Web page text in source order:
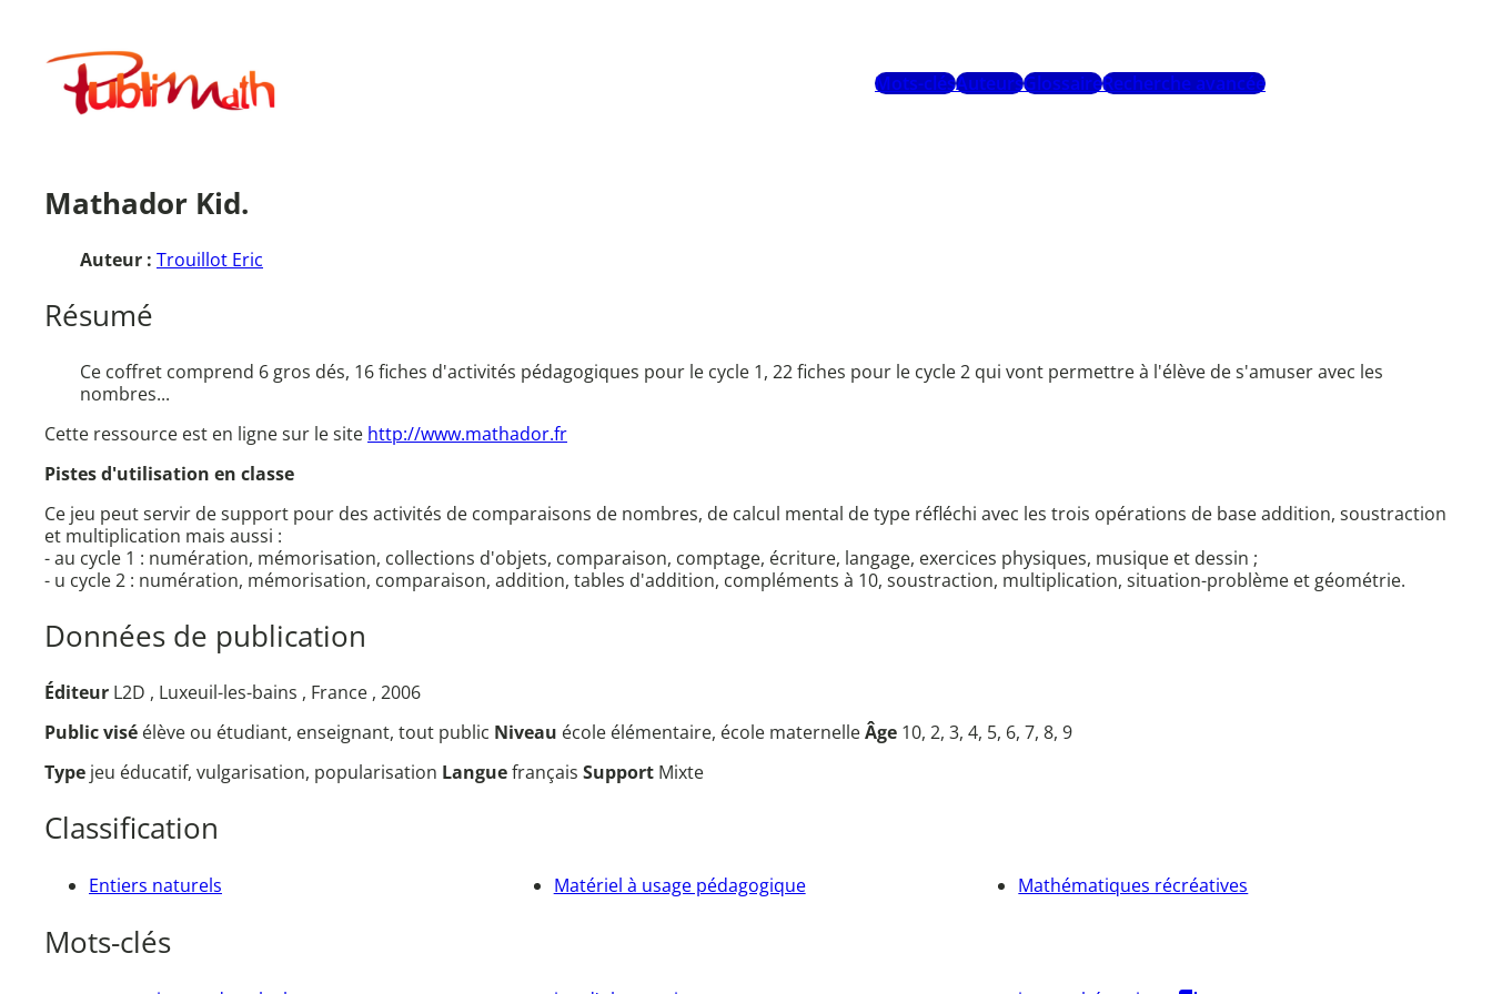
contenuPublimath
Mots-clésAuteursGlossaireRecherche avancée
Mathador Kid.
Auteur : Trouillot Eric
Résumé
Ce coffret comprend 6 gros dés, 16 fiches d'activités pédagogiques pour le cycle 1, 22 fiches pour le cycle 2 qui vont permettre à l'élève de s'amuser avec les
nombres...
Cette ressource est en ligne sur le site http://www.mathador.fr
Pistes d'utilisation en classe
Ce jeu peut servir de support pour des activités de comparaisons de nombres, de calcul mental de type réfléchi avec les trois opérations de base addition, soustraction
et multiplication mais aussi :
- au cycle 1 : numération, mémorisation, collections d'objets, comparaison, comptage, écriture, langage, exercices physiques, musique et dessin ;
- u cycle 2 : numération, mémorisation, comparaison, addition, tables d'addition, compléments à 10, soustraction, multiplication, situation-problème et géométrie.
Données de publication
Éditeur L2D , Luxeuil-les-bains , France , 2006
Public visé élève ou étudiant, enseignant, tout public Niveau école élémentaire, école maternelleÂge 10, 2, 3, 4, 5, 6, 7, 8, 9
Type jeu éducatif, vulgarisation, popularisation Languefrançais Support Mixte
Classification
Entiers naturels Matériel à usage pédagogique Mathématiques récréatives
Mots-clés